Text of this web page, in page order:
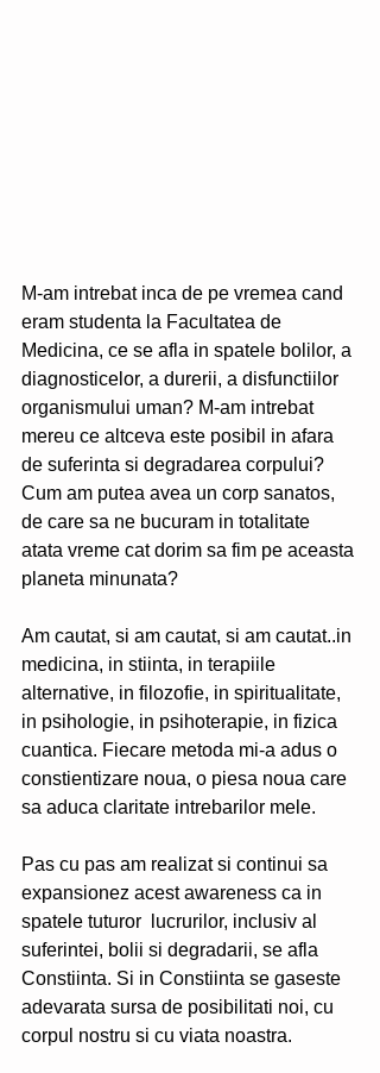
M-am intrebat inca de pe vremea cand
eram studenta la Facultatea de
Medicina, ce se afla in spatele bolilor, a
diagnosticelor, a durerii, a disfunctiilor
organismului uman? M-am intrebat
mereu ce altceva este posibil in afara
de suferinta si degradarea corpului?
Cum am putea avea un corp sanatos,
de care sa ne bucuram in totalitate
atata vreme cat dorim sa fim pe aceasta
planeta minunata?
Am cautat, si am cautat, si am cautat..in
medicina, in stiinta, in terapiile
alternative, in filozofie, in spiritualitate,
in psihologie, in psihoterapie, in fizica
cuantica. Fiecare metoda mi-a adus o
constientizare noua, o piesa noua care
sa aduca claritate intrebarilor mele.
Pas cu pas am realizat si continui sa
expansionez acest awareness ca in
spatele tuturor  lucrurilor, inclusiv al
suferintei, bolii si degradarii, se afla
Constiinta. Si in Constiinta se gaseste
adevarata sursa de posibilitati noi, cu
corpul nostru si cu viata noastra.